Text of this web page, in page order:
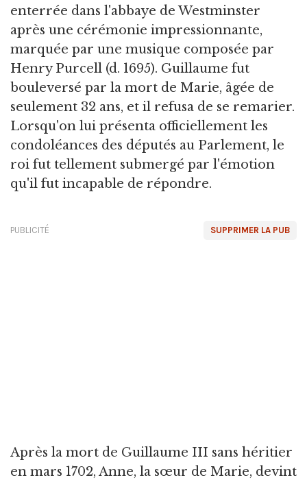
enterrée dans l'abbaye de Westminster
après une cérémonie impressionnante,
marquée par une musique composée par
Henry Purcell (d. 1695). Guillaume fut
bouleversé par la mort de Marie, âgée de
seulement 32 ans, et il refusa de se remarier.
Lorsqu'on lui présenta officiellement les
condoléances des députés au Parlement, le
roi fut tellement submergé par l'émotion
qu'il fut incapable de répondre.
SUPPRIMER LA PUB
PUBLICITÉ
Après la mort de Guillaume III sans héritier
en mars 1702, Anne, la sœur de Marie, devint